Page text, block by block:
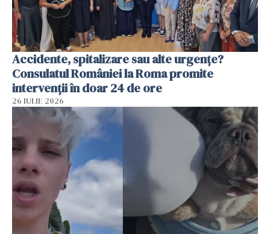
Accidente, spitalizare sau alte urgențe?
Consulatul României la Roma promite
intervenții în doar 24 de ore
26 IULIE 2026